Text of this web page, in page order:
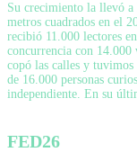
Su crecimiento la llevó
metros cuadrados en el
recibió 11.000 lectores
concurrencia con
copó las calles y
de 16.000 personas
independiente. En su
FED26